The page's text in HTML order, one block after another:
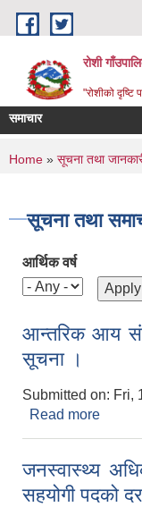
Skip to main content
रोशी
"रोशीको दृष्टि
समाचार
You are
Home » सूचना तथा
सूचना तथा
आर्थिक वर्ष
आन्तरिक आय
सूचना ।
Submitted on: Fri,
Read more
जनस्वास्थ्य
सहयोगी पदको